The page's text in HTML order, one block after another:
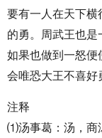
要有一人在天下横
的勇。周武王也是
如果也做到一怒便
会唯恐大王不喜好
注释
⑴汤事葛：汤，商